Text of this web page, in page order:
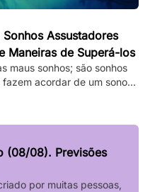
Assustadores
Maneiras de Superá-los
maus sonhos; são sonhos
acordar de um sono
e assustadores que
a sensação de medo
Enquanto pesadelos
frequentes podem
[…]
(08/08). Previsões
por muitas pessoas,